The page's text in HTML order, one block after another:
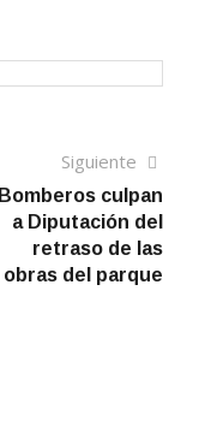
Siguiente
Bomberos culpan
a Diputación del
retraso de las
obras del parque